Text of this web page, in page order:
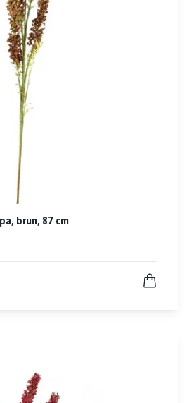
brun, 87 cm